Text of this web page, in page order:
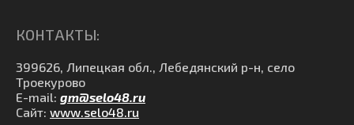
КОНТАКТЫ:
399626, Липецкая обл., Лебедянский р-н, село
Троекурово
E-mail: gm@selo48.ru
Сайт: www.selo48.ru